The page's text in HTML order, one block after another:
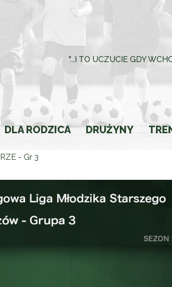
"...I TO UCZUCIE GDY
DLA RODZICA
Rodzic młodego sportowca
Składki
Regulamin
Ochrona Małoletnich
DRUŻYNY
- Gr 3